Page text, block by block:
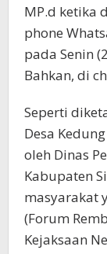
MP.d ketika
phone
pada Senin
Bahkan, di
Seperti
Desa
oleh Dinas
Kabupaten
masyarakat
(Forum
Kejaksaan